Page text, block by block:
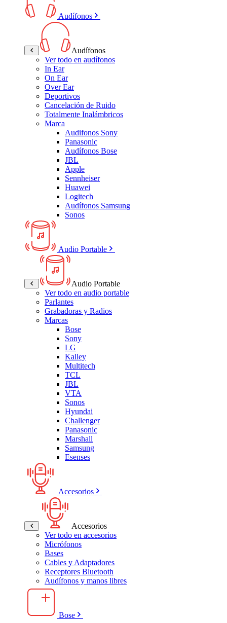
Audífonos
Audífonos
Ver todo en audífonos
In Ear
On Ear
Over Ear
Deportivos
Cancelación de Ruido
Totalmente Inalámbricos
Marca
Audifonos Sony
Panasonic
Audífonos Bose
JBL
Apple
Sennheiser
Huawei
Logitech
Audífonos Samsung
Sonos
Audio Portable
Audio Portable
Ver todo en audio portable
Parlantes
Grabadoras y Radios
Marcas
Bose
Sony
LG
Kalley
Multitech
TCL
JBL
VTA
Sonos
Hyundai
Challenger
Panasonic
Marshall
Samsung
Esenses
Accesorios
Accesorios
Ver todo en accesorios
Micrófonos
Bases
Cables y Adaptadores
Receptores Bluetooth
Audífonos y manos libres
Bose